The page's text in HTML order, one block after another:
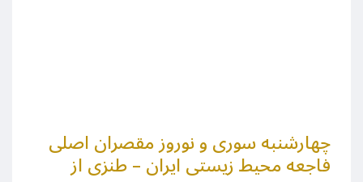
چهارشنبه سوری و نوروز مقصران اصلی
فاجعه محیط زیستی ایران – طنزی از